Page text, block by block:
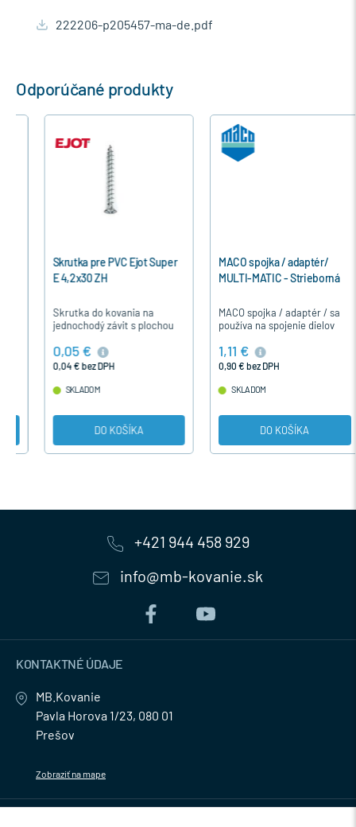
222206-p205457-ma-de.pdf
Odporúčané produkty
Skrutka pre PVC Ejot Super
E 4,2x30 ZH
Skrutka do kovania na
jednochodý závit s plochou
upevnenie časti kovania u
plastových okien a dverí.
0,05 €
0,04 € bez DPH
SKLADOM
DO KOŠÍKA
MACO spojka / adaptér/
MULTI-MATIC - Strieborná
MACO spojka / adaptér / sa
používa na spojenie dielov
MATIC.
1,11 €
0,90 € bez DPH
SKLADOM
DO KOŠÍKA
+421 944 458 929
info@mb-kovanie.sk
KONTAKTNÉ ÚDAJE
MB.Kovanie
Pavla Horova 1/23, 080 01
Prešov
Zobraziť na mape